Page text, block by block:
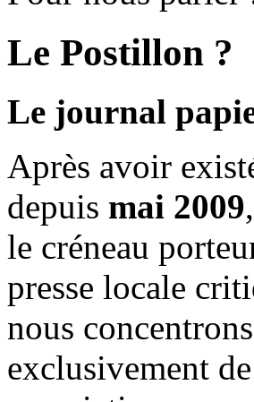
Le Postillon ?
Le journal
Après avoir
depuis mai 2009
le créneau
presse locale
nous
exclusivement